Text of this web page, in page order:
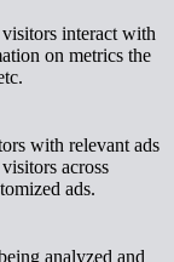
interact with
on metrics the
with relevant ads
across
ads.
analyzed and